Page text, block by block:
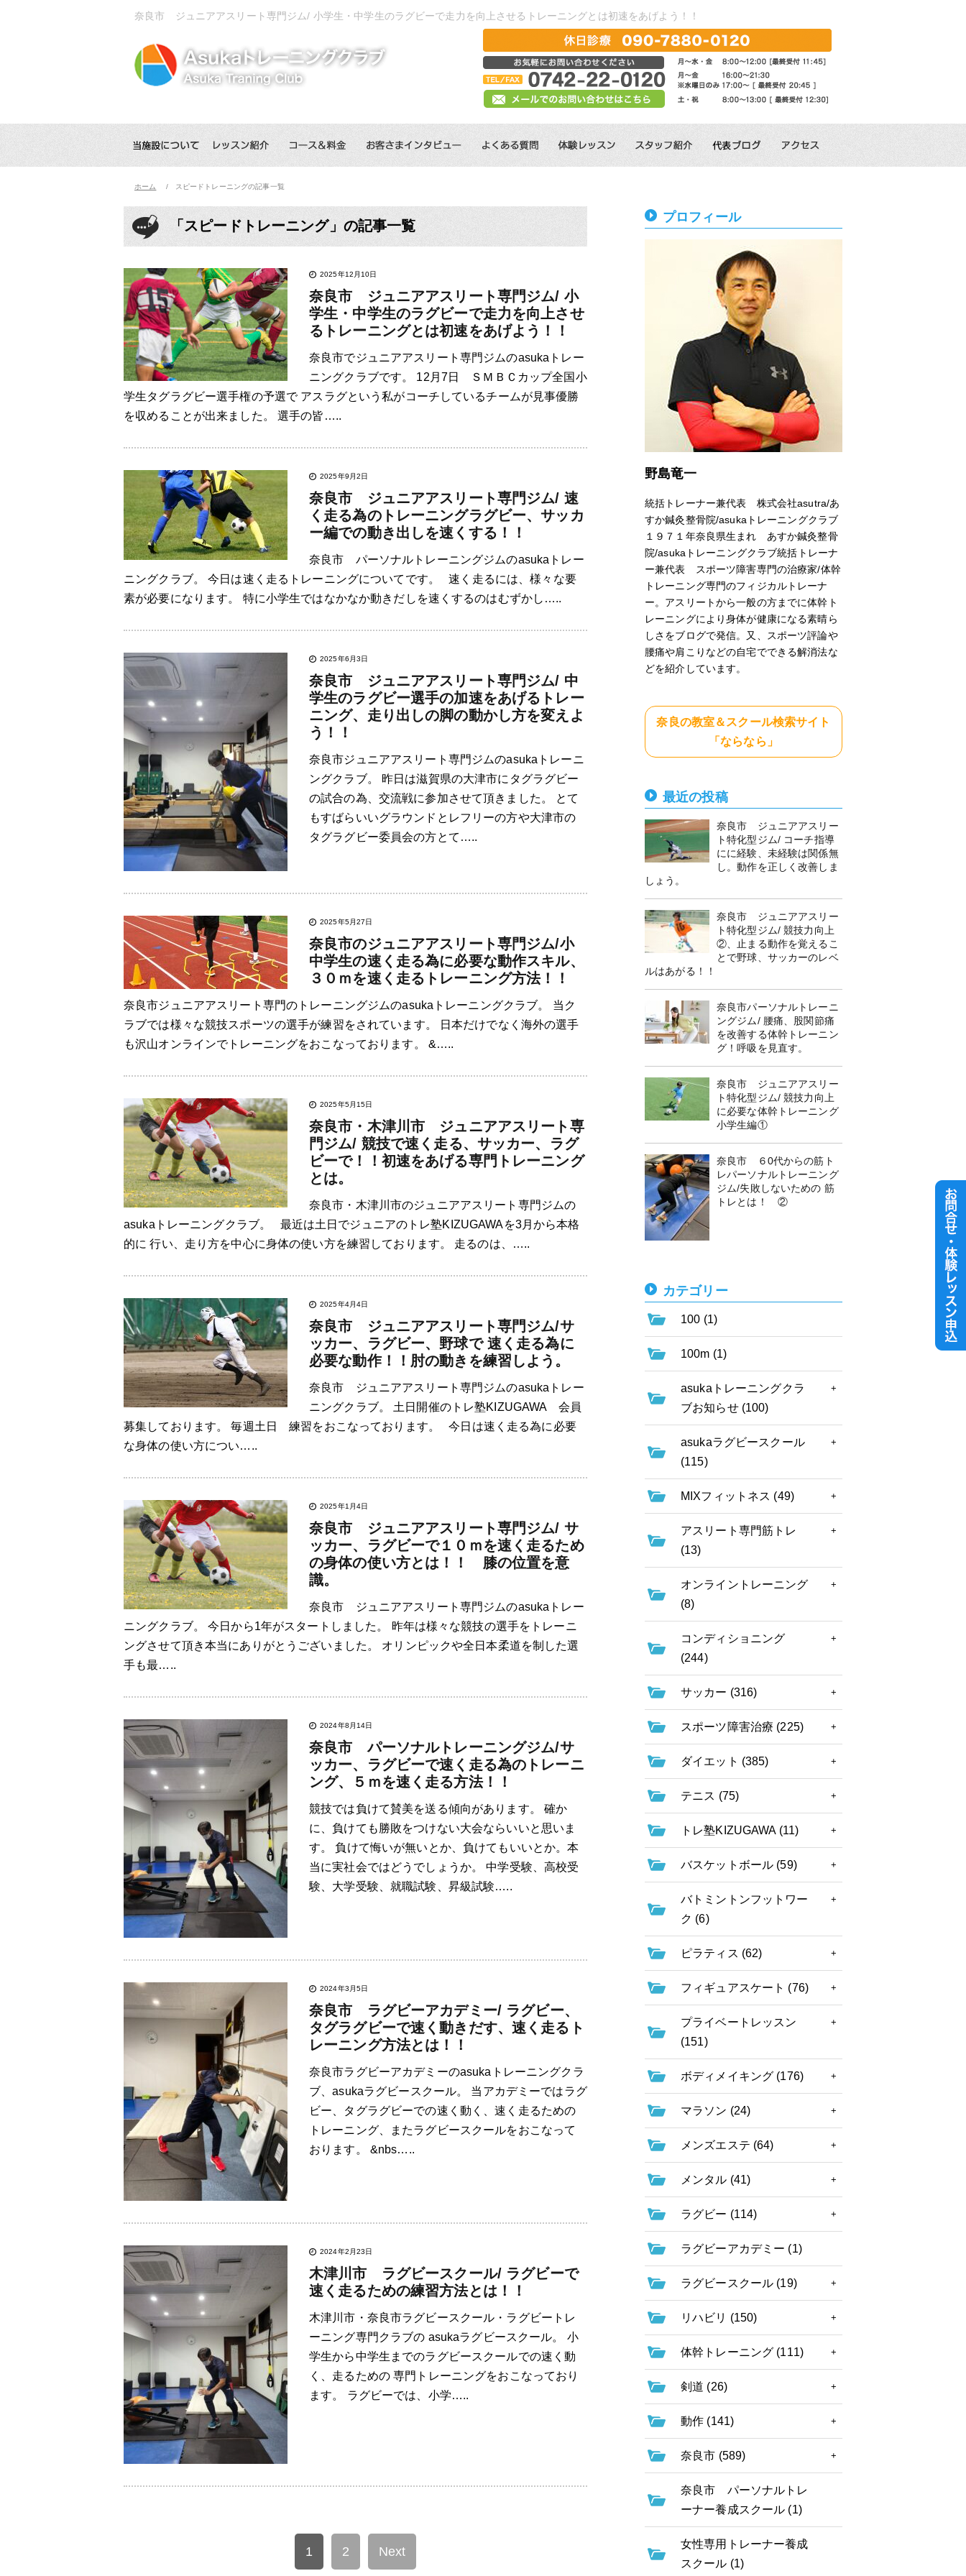
奈良市 ジュニアアスリート専門ジム/ 小学生・中学生のラグビーで走力を向上させるトレーニングとは初速をあげよう！！
ホーム スピードトレーニングの記事一覧
「スピードトレーニング」の記事一覧
2025年12月10日
奈良市 ジュニアアスリート専門ジム/ 小
学生・中学生のラグビーで走力を向上させ
るトレーニングとは初速をあげよう！！
奈良市でジュニアアスリート専門ジムのasukaトレー
ニングクラブです。 12月7日 ＳＭＢＣカップ全国小
学生タグラグビー選手権の予選で アスラグという私がコーチしているチームが見事優勝
を収めることが出来ました。 選手の皆…..
2025年9月2日
奈良市 ジュニアアスリート専門ジム/ 速
く走る為のトレーニングラグビー、サッカ
ー編での動き出しを速くする！！
奈良市 パーソナルトレーニングジムのasukaトレー
ニングクラブ。 今日は速く走るトレーニングについてです。 速く走るには、様々な要
素が必要になります。 特に小学生ではなかなか動きだしを速くするのはむずかし…..
2025年6月3日
奈良市 ジュニアアスリート専門ジム/ 中
学生のラグビー選手の加速をあげるトレー
ニング、走り出しの脚の動かし方を変えよ
う！！
奈良市ジュニアアスリート専門ジムのasukaトレーニ
ングクラブ。 昨日は滋賀県の大津市にタグラグビー
の試合の為、交流戦に参加させて頂きました。 とて
もすばらいいグラウンドとレフリーの方や大津市の
タグラグビー委員会の方とて…..
2025年5月27日
奈良市のジュニアアスリート専門ジム/小
中学生の速く走る為に必要な動作スキル、
３０ｍを速く走るトレーニング方法！！
奈良市ジュニアアスリート専門のトレーニングジムのasukaトレーニングクラブ。 当ク
ラブでは様々な競技スポーツの選手が練習をされています。 日本だけでなく海外の選手
も沢山オンラインでトレーニングをおこなっております。 &…..
2025年5月15日
奈良市・木津川市 ジュニアアスリート専
門ジム/ 競技で速く走る、サッカー、ラグ
ビーで！！初速をあげる専門トレーニング
とは。
奈良市・木津川市のジュニアアスリート専門ジムの
asukaトレーニングクラブ。 最近は土日でジュニアのトレ塾KIZUGAWAを3月から本格
的に 行い、走り方を中心に身体の使い方を練習しております。 走るのは、…..
2025年4月4日
奈良市 ジュニアアスリート専門ジム/サ
ッカー、ラグビー、野球で 速く走る為に
必要な動作！！肘の動きを練習しよう。
奈良市 ジュニアアスリート専門ジムのasukaトレー
ニングクラブ。 土日開催のトレ塾KIZUGAWA 会員
募集しております。 毎週土日 練習をおこなっております。 今日は速く走る為に必要
な身体の使い方につい…..
2025年1月4日
奈良市 ジュニアアスリート専門ジム/ サ
ッカー、ラグビーで１０ｍを速く走るため
の身体の使い方とは！！ 膝の位置を意
識。
奈良市 ジュニアアスリート専門ジムのasukaトレー
ニングクラブ。 今日から1年がスタートしました。 昨年は様々な競技の選手をトレーニ
ングさせて頂き本当にありがとうございました。 オリンピックや全日本柔道を制した選
手も最…..
2024年8月14日
奈良市 パーソナルトレーニングジム/サ
ッカー、ラグビーで速く走る為のトレーニ
ング、５ｍを速く走る方法！！
競技では負けて賛美を送る傾向があります。 確か
に、負けても勝敗をつけない大会ならいいと思いま
す。 負けて悔いが無いとか、負けてもいいとか。本
当に実社会ではどうでしょうか。 中学受験、高校受
験、大学受験、就職試験、昇級試験…..
2024年3月5日
奈良市 ラグビーアカデミー/ ラグビー、
タグラグビーで速く動きだす、速く走るト
レーニング方法とは！！
奈良市ラグビーアカデミーのasukaトレーニングクラ
ブ、asukaラグビースクール。 当アカデミーではラグ
ビー、タグラグビーでの速く動く、速く走るための
トレーニング、またラグビースクールをおこなって
おります。 &nbs…..
2024年2月23日
木津川市 ラグビースクール/ ラグビーで
速く走るための練習方法とは！！
木津川市・奈良市ラグビースクール・ラグビートレ
ーニング専門クラブの asukaラグビースクール。 小
学生から中学生までのラグビースクールでの速く動
く、走るための 専門トレーニングをおこなっており
ます。 ラグビーでは、小学…..
1 2 Next
プロフィール
野島竜一
統括トレーナー兼代表 株式会社asutra/あ
すか鍼灸整骨院/asukaトレーニングクラブ
１９７１年奈良県生まれ あすか鍼灸整骨
院/asukaトレーニングクラブ統括トレーナ
ー兼代表 スポーツ障害専門の治療家/体幹
トレーニング専門のフィジカルトレーナ
ー。アスリートから一般の方までに体幹ト
レーニングにより身体が健康になる素晴ら
しさをブログで発信。又、スポーツ評論や
腰痛や肩こりなどの自宅でできる解消法な
どを紹介しています。
奈良の教室＆スクール検索サイト
「ならなら」
最近の投稿
奈良市 ジュニアアスリー
ト特化型ジム/ コーチ指導
にに経験、未経験は関係無
し。動作を正しく改善しま
しょう。
奈良市 ジュニアアスリー
ト特化型ジム/ 競技力向上
②、止まる動作を覚えるこ
とで野球、サッカーのレベ
ルはあがる！！
奈良市パーソナルトレーニ
ングジム/ 腰痛、股関節痛
を改善する体幹トレーニン
グ！呼吸を見直す。
奈良市 ジュニアアスリー
ト特化型ジム/ 競技力向上
に必要な体幹トレーニング
小学生編①
奈良市 ６0代からの筋ト
レパーソナルトレーニング
ジム/失敗しないための 筋
トレとは！ ②
カテゴリー
100 (1)
100m (1)
asukaトレーニングクラ
ブお知らせ (100)
asukaラグビースクール
(115)
MIXフィットネス (49)
アスリート専門筋トレ
(13)
オンライントレーニング
(8)
コンディショニング
(244)
サッカー (316)
スポーツ障害治療 (225)
ダイエット (385)
テニス (75)
トレ塾KIZUGAWA (11)
バスケットボール (59)
バトミントンフットワー
ク (6)
ピラティス (62)
フィギュアスケート (76)
プライベートレッスン
(151)
ボディメイキング (176)
マラソン (24)
メンズエステ (64)
メンタル (41)
ラグビー (114)
ラグビーアカデミー (1)
ラグビースクール (19)
リハビリ (150)
体幹トレーニング (111)
剣道 (26)
動作 (141)
奈良市 (589)
奈良市 パーソナルトレ
ーナー養成スクール (1)
女性専用トレーナー養成
スクール (1)